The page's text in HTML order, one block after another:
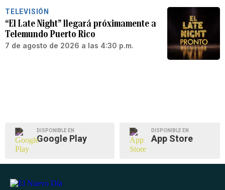
TELEVISIÓN
“El Late Night” llegará próximamente a
Telemundo Puerto Rico
7 de agosto de 2026 a las 4:30 p.m.
DISPONIBLE EN
Google Play
DISPONIBLE EN
App Store